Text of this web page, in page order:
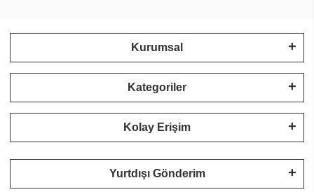
Kurumsal
Kategoriler
Kolay Erişim
Yurtdışı Gönderim